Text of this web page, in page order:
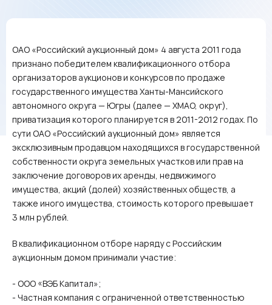
ОАО «Российский аукционный дом» 4 августа 2011 года
признано победителем квалификационного отбора
организаторов аукционов и конкурсов по продаже
государственного имущества Ханты-Мансийского
автономного округа — Югры (далее — ХМАО, округ),
приватизация которого планируется в 2011-2012 годах. По
сути ОАО «Российский аукционный дом» является
эксклюзивным продавцом находящихся в государственной
собственности округа земельных участков или прав на
заключение договоров их аренды, недвижимого
имущества, акций (долей) хозяйственных обществ, а
также иного имущества, стоимость которого превышает
3 млн рублей.
В квалификационном отборе наряду с Российским
аукционным домом принимали участие:
- ООО «ВЭБ Капитал»;
- Частная компания с ограниченной ответственностью